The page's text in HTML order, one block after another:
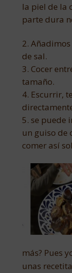
la piel de la
parte dura
de sal.
Cocer
tamaño.
Escurrir,
se puede
un guiso de
comer así
más? Pues
unas